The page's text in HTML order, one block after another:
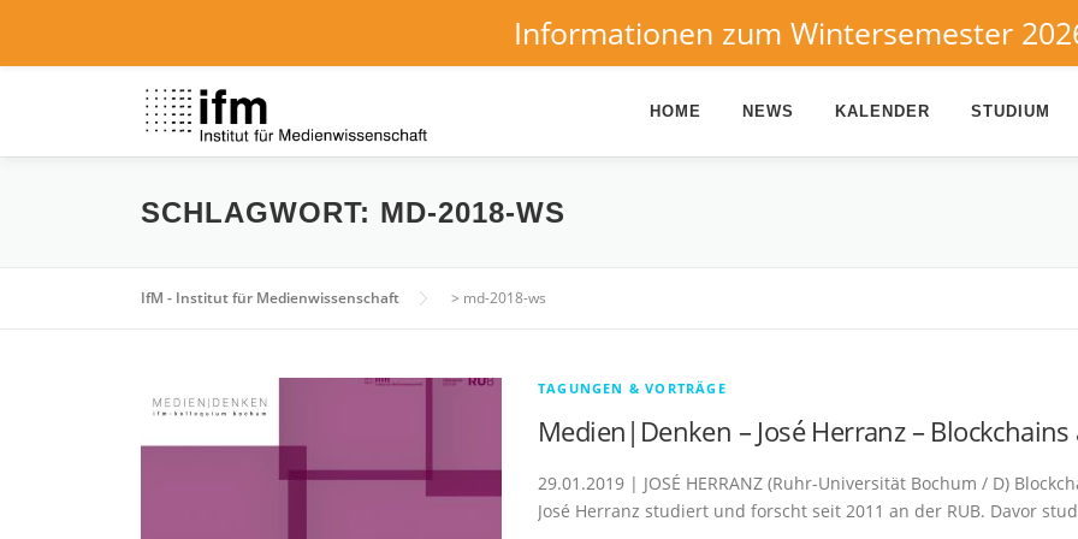
HOME NEWS KALENDER STUDIUM
SCHLAGWORT: MD-2018-WS
IfM - Institut für Medienwissenschaft > md-2018-ws
TAGUNGEN & VORTRÄGE
Medien|Denken – José Herranz –
29.01.2019 | JOSÉ HERRANZ (Ruhr-Universität Bochum / D)
José Herranz studiert und forscht seit 2011 an der RUB. Davor
Informationen zum Wintersemester